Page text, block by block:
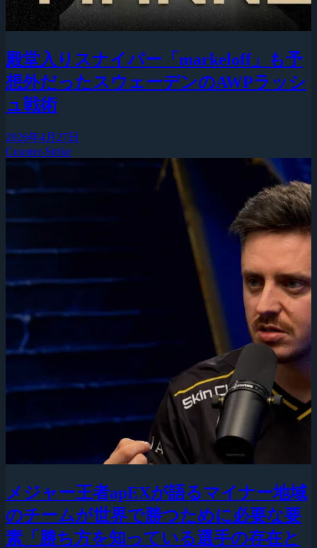
殿堂入りスナイパー「markeloff」も予
想外だったスウェーデンのAWPラッシ
ュ戦術
2026年4月27日
Counter-Strike
メジャー王者apEXが語るマイナー地域
のチームが世界で勝つために必要な要
素「勝ち方を知っている選手の存在と